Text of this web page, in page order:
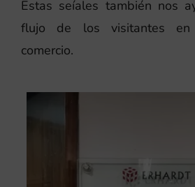
Estas seíales también nos
flujo de los visitantes
comercio.